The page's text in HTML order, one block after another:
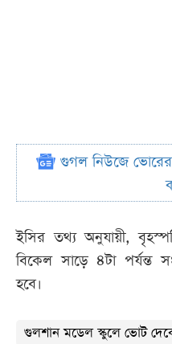
গুগল নিউজে
ইসির তথ্য অনুযায়ী,
বিকেল সাড়ে ৪টা পর্যন্ত
হবে।
গুলশান মডেল স্কুলে ভোট